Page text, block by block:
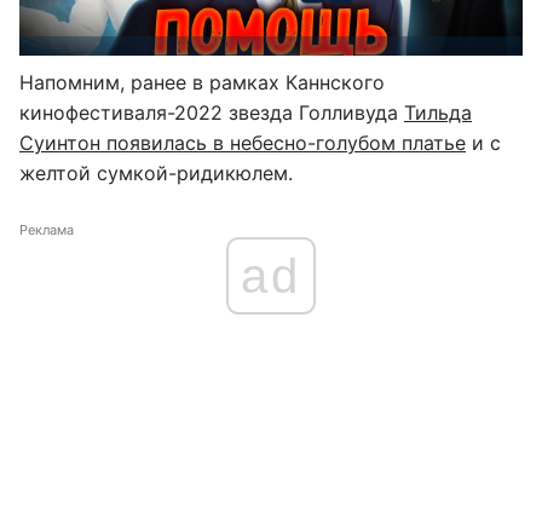
Напомним, ранее в рамках Каннского
кинофестиваля-2022 звезда Голливуда Тильда
Суинтон появилась в небесно-голубом платье и с
желтой сумкой-ридикюлем.
Реклама
ad